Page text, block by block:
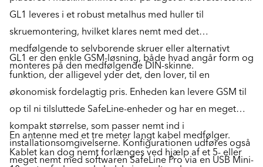
GL1 leveres i et robust metalhus med huller til
skruemontering, hvilket klares nemt med det
medfølgende to selvborende skruer eller alternativt
monteres på den medfølgende DIN-skinne.
GL1 er den enkle GSM-løsning, både hvad angår form og
funktion, der alligevel yder det, den lover, til en
økonomisk fordelagtig pris. Enheden kan levere GSM til
op til ni tilsluttede SafeLine-enheder og har en meget
kompakt størrelse, som passer nemt ind i
installationsomgivelserne. Konfigurationen udføres også
meget nemt med softwaren SafeLine Pro via en USB Mini-
En antenne med et tre meter langt kabel medfølger.
Kablet kan dog nemt forlænges ved hjælp af et 5- eller